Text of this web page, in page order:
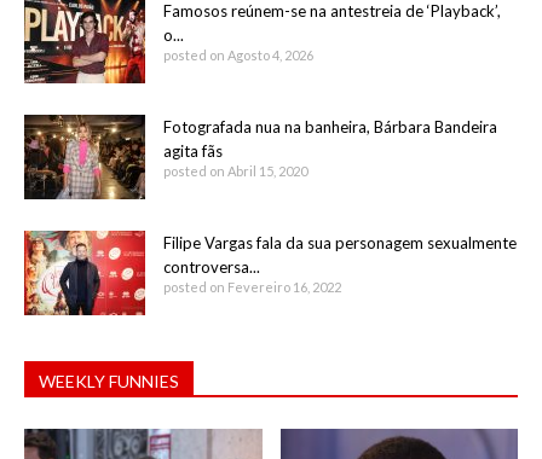
Famosos reúnem-se na antestreia de ‘Playback’,
o...
posted on Agosto 4, 2026
Fotografada nua na banheira, Bárbara Bandeira
agita fãs
posted on Abril 15, 2020
Filipe Vargas fala da sua personagem sexualmente
controversa...
posted on Fevereiro 16, 2022
WEEKLY FUNNIES